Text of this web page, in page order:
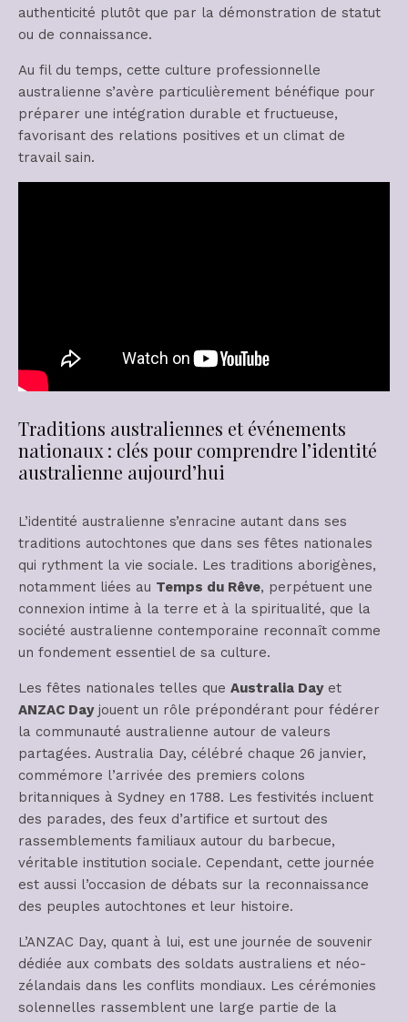
authenticité plutôt que par la démonstration de statut
ou de connaissance.
Au fil du temps, cette culture professionnelle
australienne s’avère particulièrement bénéfique pour
préparer une intégration durable et fructueuse,
favorisant des relations positives et un climat de
travail sain.
Traditions australiennes et événements
nationaux : clés pour comprendre l’identité
australienne aujourd’hui
L’identité australienne s’enracine autant dans ses
traditions autochtones que dans ses fêtes nationales
qui rythment la vie sociale. Les traditions aborigènes,
notamment liées au Temps du Rêve, perpétuent une
connexion intime à la terre et à la spiritualité, que la
société australienne contemporaine reconnaît comme
un fondement essentiel de sa culture.
Les fêtes nationales telles que Australia Dayet
ANZAC Dayjouent un rôle prépondérant pour fédérer
la communauté australienne autour de valeurs
partagées. Australia Day, célébré chaque 26 janvier,
commémore l’arrivée des premiers colons
britanniques à Sydney en 1788. Les festivités incluent
des parades, des feux d’artifice et surtout des
rassemblements familiaux autour du barbecue,
véritable institution sociale. Cependant, cette journée
est aussi l’occasion de débats sur la reconnaissance
des peuples autochtones et leur histoire.
L’ANZAC Day, quant à lui, est une journée de souvenir
dédiée aux combats des soldats australiens et néo-
zélandais dans les conflits mondiaux. Les cérémonies
solennelles rassemblent une large partie de la